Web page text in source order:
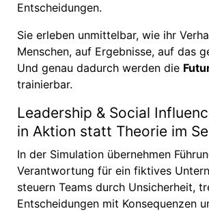
Entscheidungen.
Sie erleben unmittelbar, wie ihr
Menschen, auf Ergebnisse, auf das
Und genau dadurch werden die
trainierbar.
Leadership & Social
in Aktion statt Theorie im
In der Simulation übernehmen
Verantwortung für ein fiktives
steuern Teams durch Unsicherheit,
Entscheidungen mit Konsequenzen